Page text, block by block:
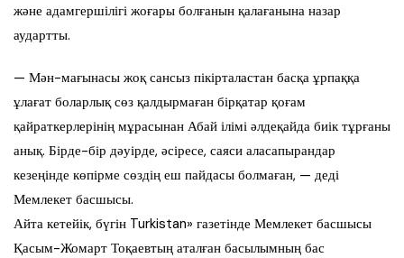
және адамгершілігі жоғары болғанын қалағанына назар
аудартты.
— Мән-мағынасы жоқ сансыз пікірталастан басқа ұрпаққа
ұлағат боларлық сөз қалдырмаған бірқатар қоғам
қайраткерлерінің мұрасынан Абай ілімі әлдеқайда биік тұрғаны
анық. Бірде-бір дәуірде, әсіресе, саяси аласапырандар
кезеңінде көпірме сөздің еш пайдасы болмаған, — деді
Мемлекет басшысы.
Айта кетейік, бүгін Turkistan» газетінде Мемлекет басшысы
Қасым-Жомарт Тоқаевтың аталған басылымның бас